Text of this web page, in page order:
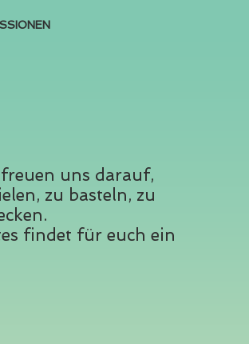
uns darauf,
zu basteln, zu
findet für euch ein